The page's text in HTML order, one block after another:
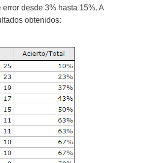
desde 3% hasta 15%. A
obtenidos: